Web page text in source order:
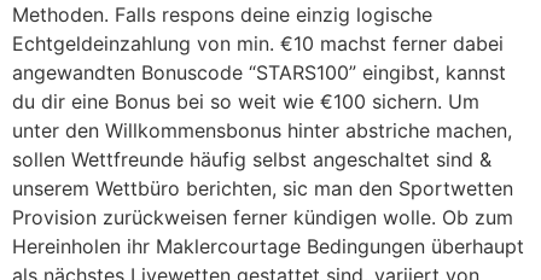
Methoden. Falls respons deine einzig logische
Echtgeldeinzahlung von min. €10 machst ferner dabei
angewandten Bonuscode “STARS100” eingibst, kannst
du dir eine Bonus bei so weit wie €100 sichern. Um
unter den Willkommensbonus hinter abstriche machen,
sollen Wettfreunde häufig selbst angeschaltet sind &
unserem Wettbüro berichten, sic man den Sportwetten
Provision zurückweisen ferner kündigen wolle. Ob zum
Hereinholen ihr Maklercourtage Bedingungen überhaupt
als nächstes Livewetten gestattet sind, variiert von